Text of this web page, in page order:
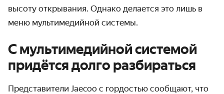
высоту открывания. Однако делается это лишь в
меню мультимедийной системы.
С мультимедийной системой
придётся долго разбираться
Представители Jaecoo с гордостью сообщают, что